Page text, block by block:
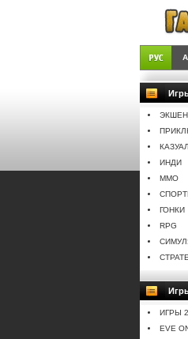
A
ЭКШЕН
ИНДИ
MMO
ГОНКИ
RPG
ИГРЫ
EVE